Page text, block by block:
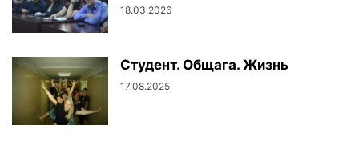
18.03.2026
Студент. Общага. Жизнь
17.08.2025